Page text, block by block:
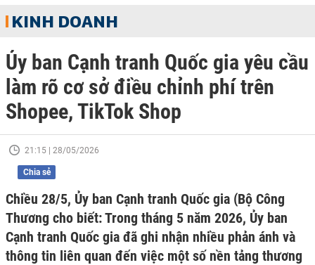
KINH DOANH
Ủy ban Cạnh tranh Quốc gia yêu cầu
làm rõ cơ sở điều chỉnh phí trên
Shopee, TikTok Shop
21:15 | 28/05/2026
Chia sẻ
Chiều 28/5, Ủy ban Cạnh tranh Quốc gia (Bộ Công
Thương cho biết: Trong tháng 5 năm 2026, Ủy ban
Cạnh tranh Quốc gia đã ghi nhận nhiều phản ánh và
thông tin liên quan đến việc một số nền tảng thương